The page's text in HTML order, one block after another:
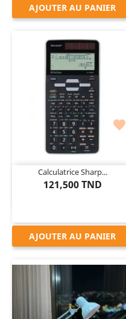
AJOUTER AU PANIER

Calculatrice Sharp...
121,500 TND
AJOUTER AU PANIER